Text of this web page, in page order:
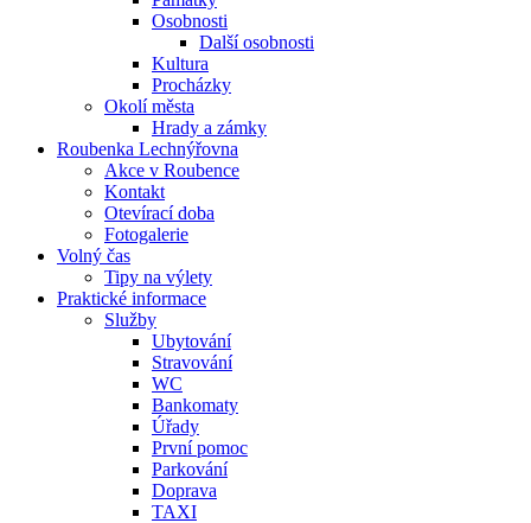
Osobnosti
Další osobnosti
Kultura
Procházky
Okolí města
Hrady a zámky
Roubenka Lechnýřovna
Akce v Roubence
Kontakt
Otevírací doba
Fotogalerie
Volný čas
Tipy na výlety
Praktické informace
Služby
Ubytování
Stravování
WC
Bankomaty
Úřady
První pomoc
Parkování
Doprava
TAXI